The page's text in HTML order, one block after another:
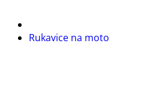
Rukavice na moto